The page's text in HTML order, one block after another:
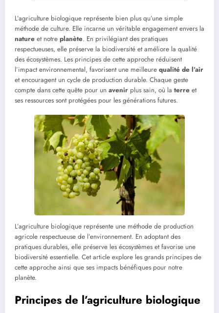
L’agriculture biologique représente bien plus qu’une simple
méthode de culture. Elle incarne un véritable engagement envers la
nature et notre planète. En privilégiant des pratiques
respectueuses, elle préserve la biodiversité et améliore la qualité
des écosystèmes. Les principes de cette approche réduisent
l’impact environnemental, favorisent une meilleure qualité de l’air
et encouragent un cycle de production durable. Chaque geste
compte dans cette quête pour un avenir plus sain, où la terre et
ses ressources sont protégées pour les générations futures.
L’agriculture biologique représente une méthode de production
agricole respectueuse de l’environnement. En adoptant des
pratiques durables, elle préserve les écosystèmes et favorise une
biodiversité essentielle. Cet article explore les grands principes de
cette approche ainsi que ses impacts bénéfiques pour notre
planète.
Principes de l’agriculture biologique